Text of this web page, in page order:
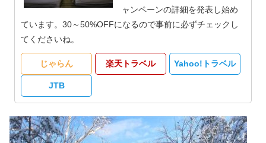
ャンペーンの詳細を発表し始め
ています。30～50%OFFになるので事前に必ずチェックし
てくださいね。
じゃらん 楽天トラベル Yahoo!トラベル
JTB